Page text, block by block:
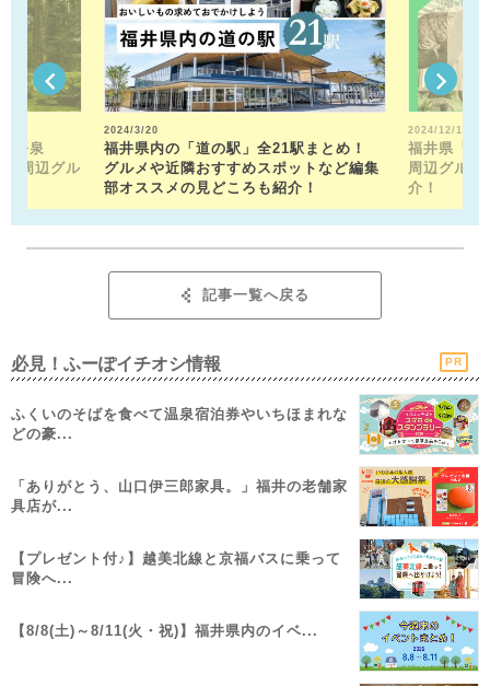
平泉
周辺グル
2024/3/20
福井県内の「道の駅」全21駅まとめ！
グルメや近隣おすすめスポットなど編集
部オススメの見どころも紹介！
2024/12/13
福井県「福
周辺グルメ
介！
記事一覧へ戻る
必見！ふーぽイチオシ情報 PR
ふくいのそばを食べて温泉宿泊券やいちほまれな
どの豪...
「ありがとう、山口伊三郎家具。」福井の老舗家
具店が...
【プレゼント付♪】越美北線と京福バスに乗って
冒険へ...
【8/8(土)～8/11(火・祝)】福井県内のイベ...